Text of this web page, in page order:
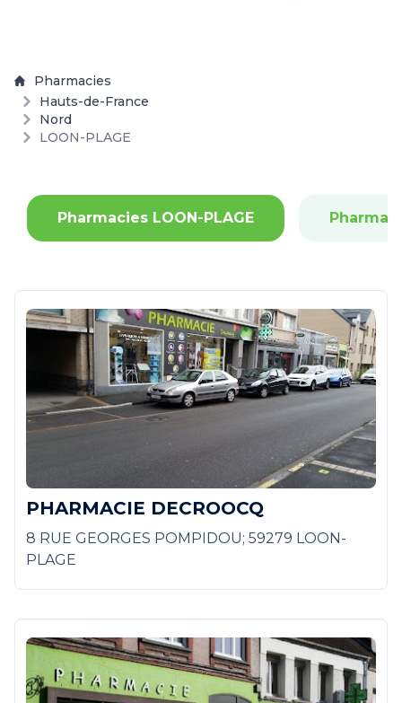
Pharmacies
Hauts-de-France
Nord
LOON-PLAGE
Pharmacies LOON-PLAGE
PHARMACIE DECROOCQ
8 RUE GEORGES POMPIDOU; 59279 LOON-
PLAGE